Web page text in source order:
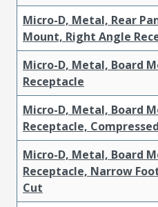
Micro-D, Metal, Rear
Mount, Right Angle
Micro-D, Metal, Board
Receptacle
Micro-D, Metal, Board
Receptacle,
Micro-D, Metal, Board
Receptacle, Narrow
Cut